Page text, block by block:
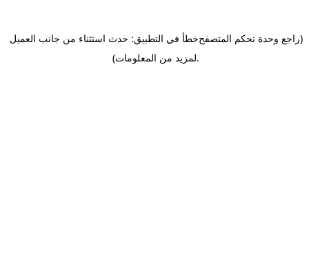
خطأ في التطبيق: حدث استثناء من جانب العميل(راجع وحدة تحكم المتصفح
لمزيد من المعلومات).